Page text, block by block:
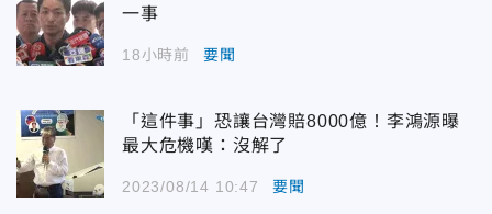
一事
18小時前 要聞
「這件事」恐讓台灣賠8000億！李鴻源曝
最大危機嘆：沒解了
2023/08/14 10:47 要聞